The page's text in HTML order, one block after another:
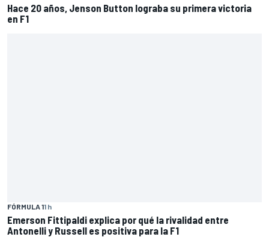
Hace 20 años, Jenson Button lograba su primera victoria
en F1
FÓRMULA 11 h
Emerson Fittipaldi explica por qué la rivalidad entre
Antonelli y Russell es positiva para la F1